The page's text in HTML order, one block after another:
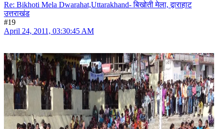
Re: Bikhoti Mela Dwarahat,Uttarakhand- बिखोती मेला, द्वाराहाट
उत्तराखंड
#19
April 24, 2011, 03:30:45 AM